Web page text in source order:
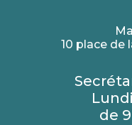
10 place de
de